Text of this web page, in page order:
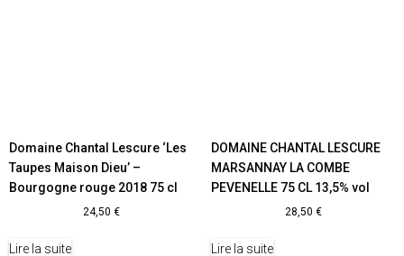
Domaine Chantal Lescure ‘Les
Taupes Maison Dieu’ –
Bourgogne rouge 2018 75 cl
24,50 €
Lire la suite
DOMAINE CHANTAL LESCURE
MARSANNAY LA COMBE
PEVENELLE 75 CL 13,5% vol
28,50 €
Lire la suite